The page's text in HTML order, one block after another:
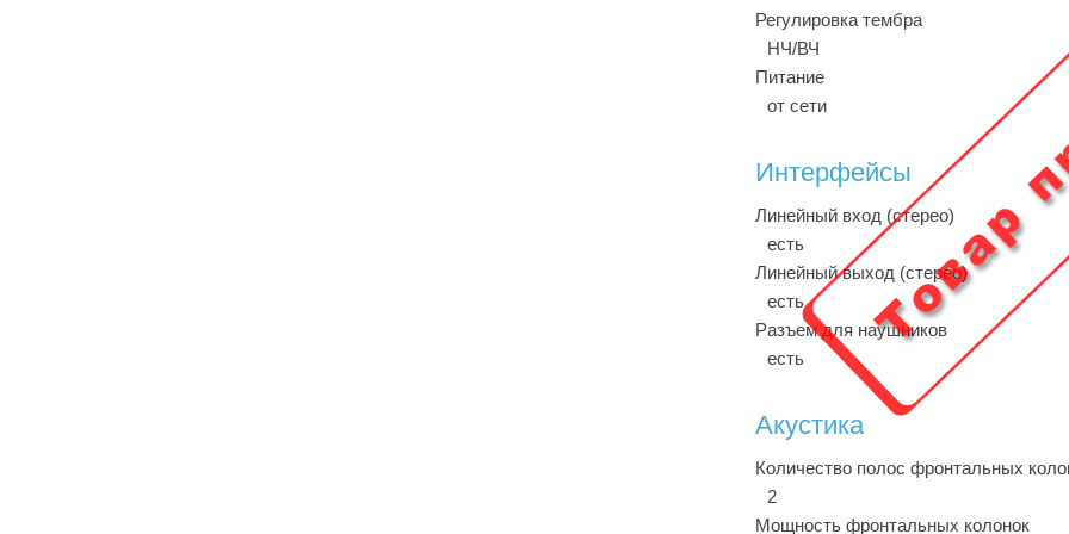
Регулировка тембра
НЧ/ВЧ
Питание
от сети
Интерфейсы
Линейный вход (стерео)
есть
Линейный выход (стерео)
есть
Разъем для наушников
есть
Акустика
Количество полос фронтальных
2
Мощность фронтальных колонок